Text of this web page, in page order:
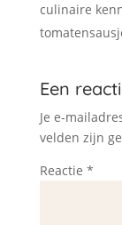
culinaire
Een
Je e-
velden zijn
Reactie *